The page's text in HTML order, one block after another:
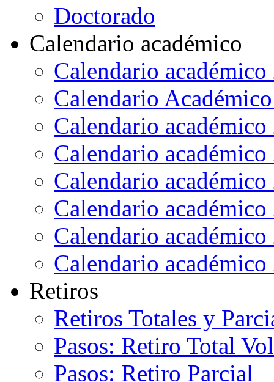
Doctorado
Calendario académico
Calendario académico
Calendario
Calendario académico
Calendario académico
Calendario académico
Calendario académico
Calendario académico
Calendario académico
Retiros
Retiros Totales y
Pasos: Retiro Total
Pasos: Retiro Parcial